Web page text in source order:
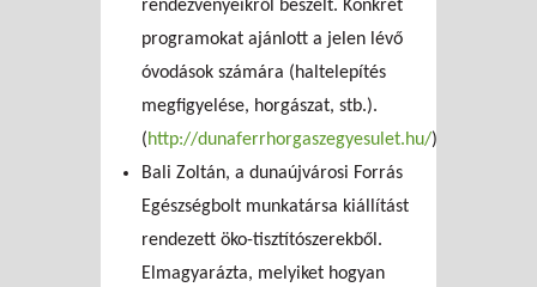
rendezvényeikről beszélt. Konkrét
programokat ajánlott a jelen lévő
óvodások számára (haltelepítés
megfigyelése, horgászat, stb.).
(http://dunaferrhorgaszegyesulet.hu/)
Bali Zoltán, a dunaújvárosi Forrás
Egészségbolt munkatársa kiállítást
rendezett öko-tisztítószerekből.
Elmagyarázta, melyiket hogyan